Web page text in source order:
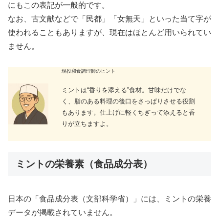
にもこの表記が一般的です。
なお、古文献などで「民都」「女無天」といった当て字が
使われることもありますが、現在はほとんど用いられてい
ません。
現役和食調理師のヒント
ミントは“香りを添える”食材。甘味だけでな
く、脂のある料理の後口をさっぱりさせる役割
もあります。仕上げに軽くちぎって添えると香
りが立ちますよ。
ミントの栄養素（食品成分表）
日本の「食品成分表（文部科学省）」には、ミントの栄養
データが掲載されていません。